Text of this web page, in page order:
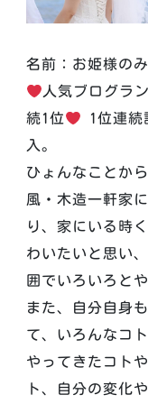
名前：お姫様の
人気ブログラ
続1位
1位連続
入。
ひょんなことか
風・木造一軒家
り、家にいる時
わいたいと思い
囲でいろいろと
また、自分自身
て、いろんなコ
やってきたコト
ト、自分の変化